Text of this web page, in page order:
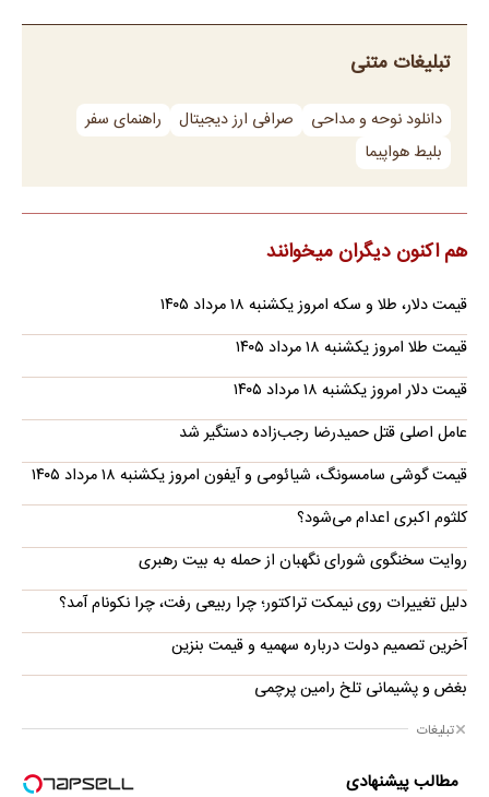
تبلیغات متنی
دانلود نوحه و مداحی صرافی ارز دیجیتال
راهنمای سفر
بلیط هواپیما
هم اکنون دیگران میخوانند
قیمت دلار، طلا و سکه امروز یکشنبه ۱۸ مرداد ۱۴۰۵
قیمت طلا امروز یکشنبه ۱۸ مرداد ۱۴۰۵
قیمت دلار امروز یکشنبه ۱۸ مرداد ۱۴۰۵
عامل اصلی قتل حمیدرضا رجب‌زاده دستگیر شد
قیمت گوشی سامسونگ، شیائومی و آیفون امروز یکشنبه ۱۸ مرداد ۱۴۰۵
کلثوم اکبری اعدام می‌شود؟
روایت سخنگوی شورای نگهبان از حمله به بیت رهبری
دلیل تغییرات روی نیمکت تراکتور؛ چرا ربیعی رفت، چرا نکونام آمد؟
آخرین تصمیم دولت درباره سهمیه و قیمت بنزین
بغض و پشیمانی تلخ رامین پرچمی
تبلیغات
مطالب پیشنهادی